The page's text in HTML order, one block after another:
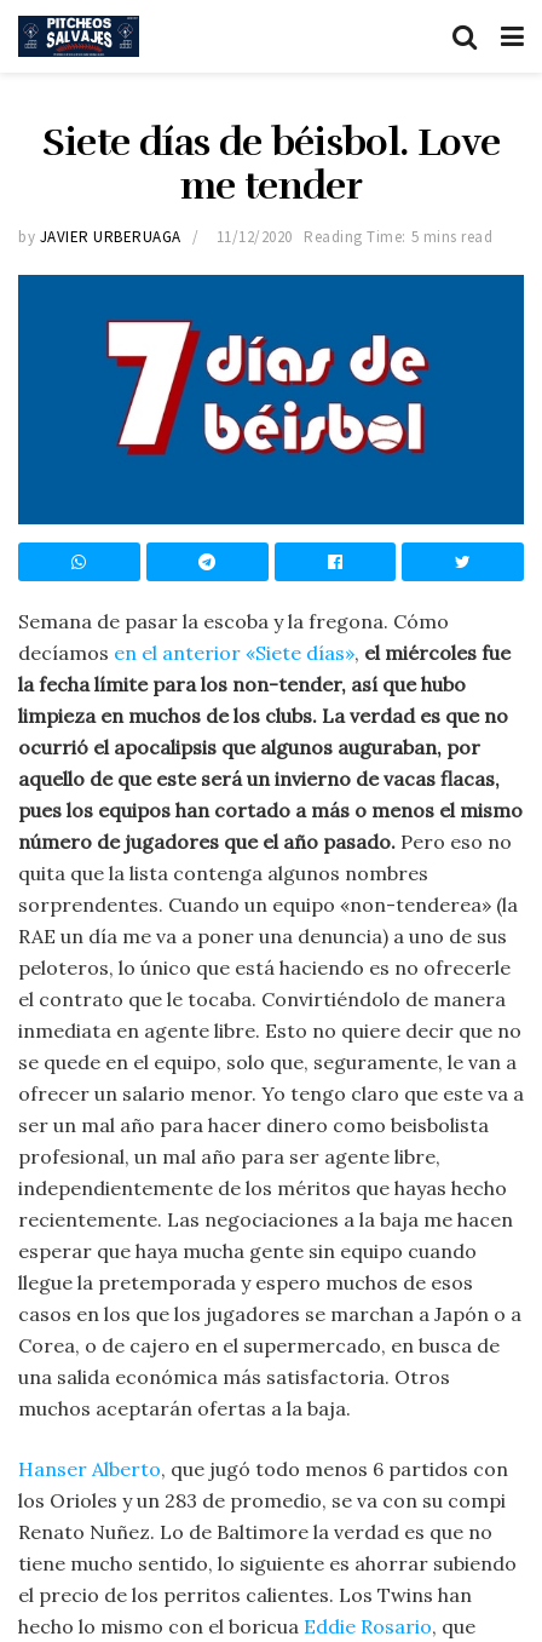
Siete días de béisbol. Love
me tender
by JAVIER URBERUAGA 11/12/2020 Reading Time: 5 mins read
Semana de pasar la escoba y la fregona. Cómo
decíamos en el anterior «Siete días», el miércoles fue
la fecha límite para los non-tender, así que hubo
limpieza en muchos de los clubs. La verdad es que no
ocurrió el apocalipsis que algunos auguraban, por
aquello de que este será un invierno de vacas flacas,
pues los equipos han cortado a más o menos el mismo
número de jugadores que el año pasado. Pero eso no
quita que la lista contenga algunos nombres
sorprendentes. Cuando un equipo «non-tenderea» (la
RAE un día me va a poner una denuncia) a uno de sus
peloteros, lo único que está haciendo es no ofrecerle
el contrato que le tocaba. Convirtiéndolo de manera
inmediata en agente libre. Esto no quiere decir que no
se quede en el equipo, solo que, seguramente, le van a
ofrecer un salario menor. Yo tengo claro que este va a
ser un mal año para hacer dinero como beisbolista
profesional, un mal año para ser agente libre,
independientemente de los méritos que hayas hecho
recientemente. Las negociaciones a la baja me hacen
esperar que haya mucha gente sin equipo cuando
llegue la pretemporada y espero muchos de esos
casos en los que los jugadores se marchan a Japón o a
Corea, o de cajero en el supermercado, en busca de
una salida económica más satisfactoria. Otros
muchos aceptarán ofertas a la baja.
Hanser Alberto, que jugó todo menos 6 partidos con
los Orioles y un 283 de promedio, se va con su compi
Renato Nuñez. Lo de Baltimore la verdad es que no
tiene mucho sentido, lo siguiente es ahorrar subiendo
el precio de los perritos calientes. Los Twins han
hecho lo mismo con el boricua Eddie Rosario, que